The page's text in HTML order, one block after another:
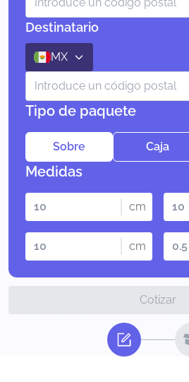
Destinatario
MX
Tipo de paquete
Sobre Caja
Medidas
cm
cm
Cotizar